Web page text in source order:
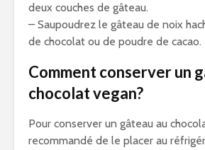
deux couches de gâteau.
– Saupoudrez le gâteau de noix
de chocolat ou de poudre de cacao.
Comment conserver un
chocolat vegan?
Pour conserver un gâteau au
recommandé de le placer au